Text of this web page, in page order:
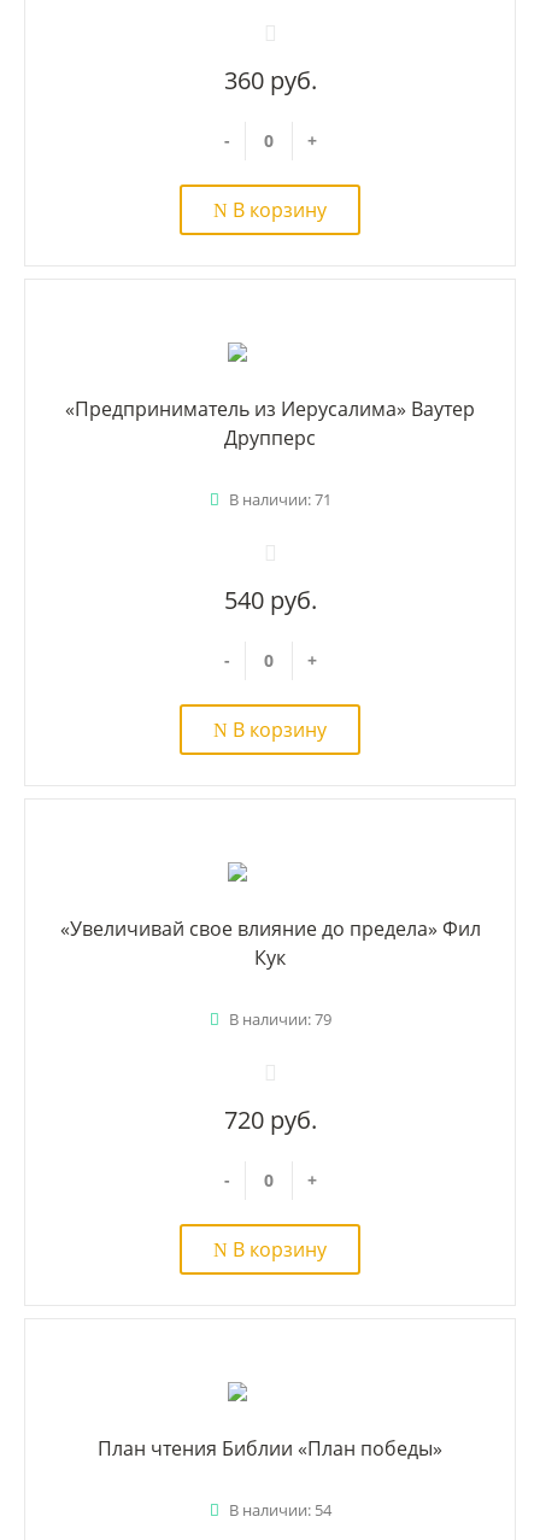
360 руб.
- +
В корзину
«Предприниматель из Иерусалима» Ваутер
Друпперс
В наличии: 71
540 руб.
- +
В корзину
«Увеличивай свое влияние до предела» Фил
Кук
В наличии: 79
720 руб.
- +
В корзину
План чтения Библии «План победы»
В наличии: 54